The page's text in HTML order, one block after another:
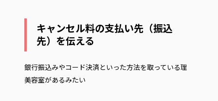
キャンセル料の支払い先（振込
先）を伝える
銀行振込みやコード決済といった方法を取っている理
美容室があるみたい